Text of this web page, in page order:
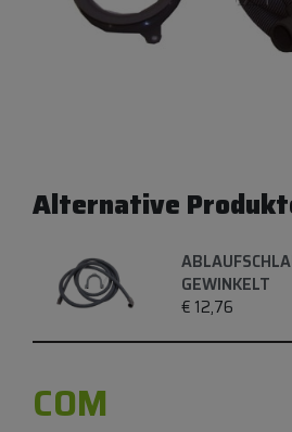
Alternative
GEWINKELT
€ 12,76
COM